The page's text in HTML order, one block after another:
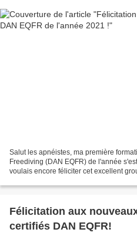
Salut les apnéistes, ma première
Freediving (DAN EQFR) de l'année
voulais encore féliciter cet excellent
Félicitation aux
certifiés DAN EQFR!